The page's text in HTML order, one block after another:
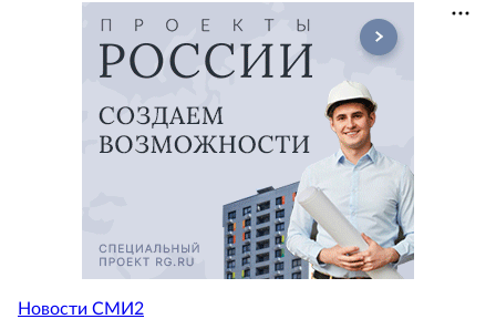
Новости СМИ2